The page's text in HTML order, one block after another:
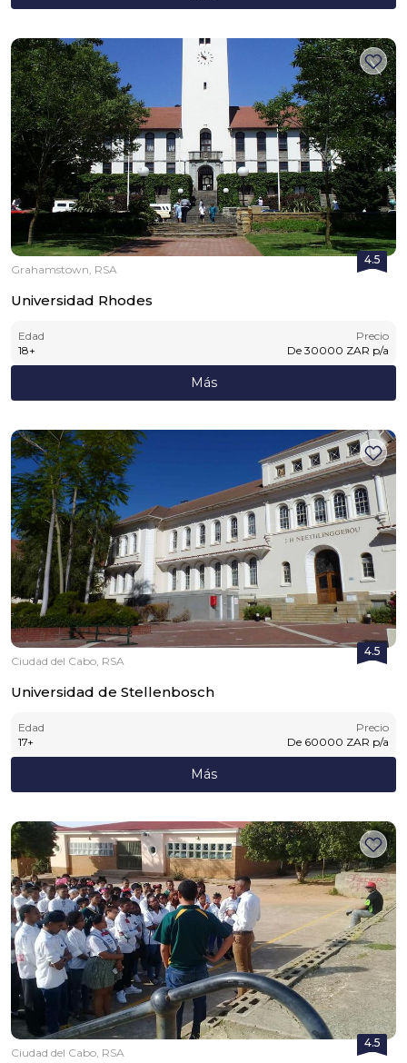
4.5
Grahamstown, RSA
Universidad Rhodes
Edad
18+
Precio
De 30000 ZAR p/a
Más
4.5
Ciudad del Cabo, RSA
Universidad de Stellenbosch
Edad
17+
Precio
De 60000 ZAR p/a
Más
4.5
Ciudad del Cabo, RSA